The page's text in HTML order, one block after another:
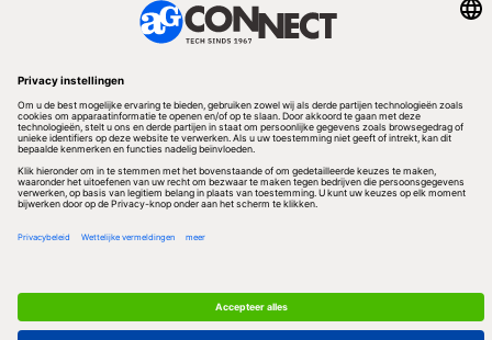
Volg ons
Redactionele partner
Algemene Voorwaarden & Copyrights